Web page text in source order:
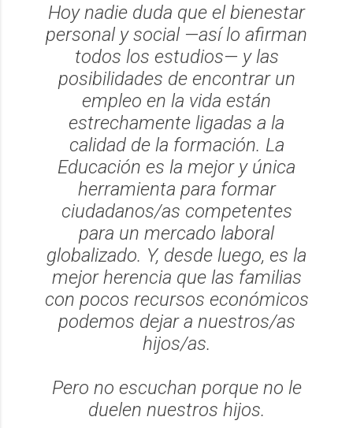
Hoy nadie duda que el bienestar
personal y social —así lo afirman
todos los estudios— y las
posibilidades de encontrar un
empleo en la vida están
estrechamente ligadas a la
calidad de la formación. La
Educación es la mejor y única
herramienta para formar
ciudadanos/as competentes
para un mercado laboral
globalizado. Y, desde luego, es la
mejor herencia que las familias
con pocos recursos económicos
podemos dejar a nuestros/as
hijos/as.
Pero no escuchan porque no le
duelen nuestros hijos.